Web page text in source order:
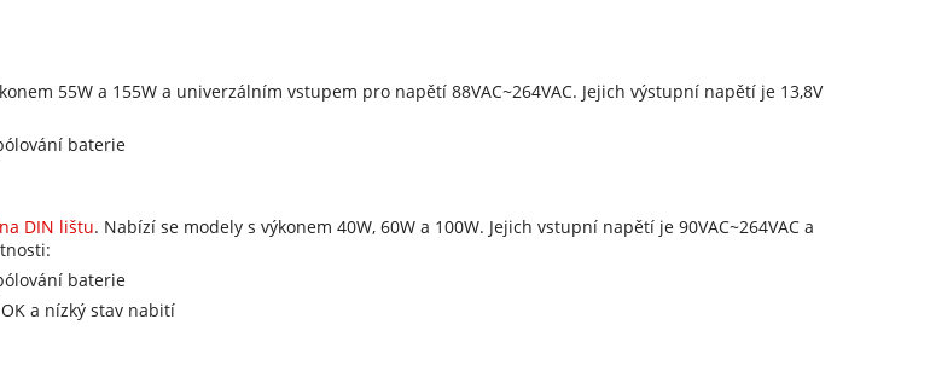
55W a 155W a univerzálním vstupem pro napětí 88VAC~264VAC. Jejich výstupní napětí je 13,8V
baterie
DIN lištu. Nabízí se modely s výkonem 40W, 60W a 100W. Jejich vstupní napětí je 90VAC~264VAC a
baterie
a nízký stav nabití